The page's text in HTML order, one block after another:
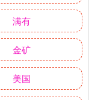
满有
金矿
美国